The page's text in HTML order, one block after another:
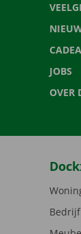
JOBS
OVER